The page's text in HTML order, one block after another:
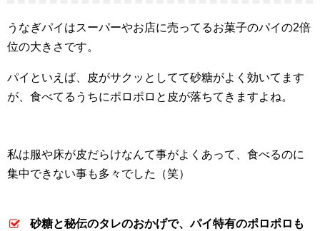
うなぎパイはスーパーやお店に売ってるお菓子のパイの2倍
位の大きさです。
パイといえば、皮がサクッとしてて砂糖がよく効いてます
が、食べてるうちにポロポロと皮が落ちてきますよね。
私は服や床が皮だらけなんて事がよくあって、食べるのに
集中できない事も多々でした（笑）
砂糖と秘伝のタレのおかげで、パイ特有のポロポロも